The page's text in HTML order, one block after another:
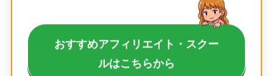
おすすめアフィリエイト・スクー
ルはこちらから